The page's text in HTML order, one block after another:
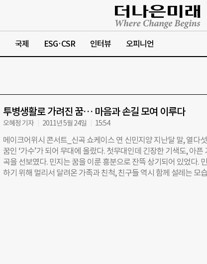
국제 ESG·CSR 인터뷰 오피니언
투병생활로 가려진 꿈… 마음과 손길 모여 이루다
오혜정 기자 2011년 5월 24일 15:54
메이크어위시 콘서트_신곡 쇼케이스 연 신민지양 지난달 말, 열다
꿈인 ‘가수’가 되어 무대에 올랐다. 첫무대인데 긴장한 기색도, 아픈
곡을 선보였다. 민지는 꿈을 이룬 흥분으로 잔뜩 상기되어 있었다.
하기 위해 멀리서 달려온 가족과 친척, 친구들 역시 함께 설레는 모